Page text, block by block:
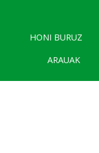
HONI BURUZ
ARAUAK